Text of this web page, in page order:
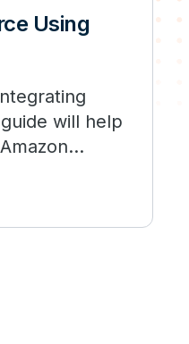
Using
will help